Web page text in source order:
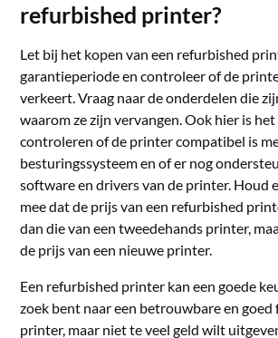
refurbished printer?
Let bij het kopen van een refurbished
garantieperiode en controleer of de
verkeert. Vraag naar de onderdelen die
waarom ze zijn vervangen. Ook hier is
controleren of de printer compatibel is
besturingssysteem en of er nog
software en drivers van de printer. Houd
mee dat de prijs van een refurbished
dan die van een tweedehands printer,
de prijs van een nieuwe printer.
Een refurbished printer kan een goede
zoek bent naar een betrouwbare en
printer, maar niet te veel geld wilt